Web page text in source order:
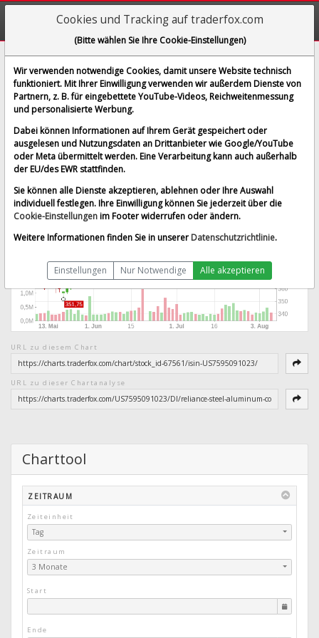
Reliance Steel & Aluminum Co.
[RS | WKN 892629 | ISIN US7595091023]
424,250 $ 1,46 %
Echtzeit-Aktienkurs vom 07.08.2026 um 19:59 Uhr
Echtzeit USD Splitbereinigt
URL zu diesem Chart
URL zu dieser Chartanalyse
Charttool
ZEITRAUM
Zeiteinheit
Tag
Zeitraum
3 Monate
Start
Ende
Cookies und Tracking auf traderfox.com
(Bitte wählen Sie Ihre Cookie-Einstellungen)
Wir verwenden notwendige Cookies, damit unsere Website technisch
funktioniert. Mit Ihrer Einwilligung verwenden wir außerdem Dienste von
Partnern, z. B. für eingebettete YouTube-Videos, Reichweitenmessung
und personalisierte Werbung.
Dabei können Informationen auf Ihrem Gerät gespeichert oder
ausgelesen und Nutzungsdaten an Drittanbieter wie Google/YouTube
oder Meta übermittelt werden. Eine Verarbeitung kann auch außerhalb
der EU/des EWR stattfinden.
Sie können alle Dienste akzeptieren, ablehnen oder Ihre Auswahl
individuell festlegen. Ihre Einwilligung können Sie jederzeit über die
Cookie-Einstellungenim Footer widerrufen oder ändern.
Weitere Informationen finden Sie in unserer Datenschutzrichtlinie.
Einstellungen Nur Notwendige Alle akzeptieren